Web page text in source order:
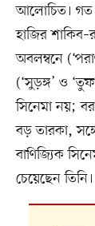
আলোচিত। গত
হাজির
অবলম্বনে
(‘সুড়ঙ্গ’ ও
সিনেমা নয়;
বড় তারকা,
বাণিজ্যিক
চেয়েছেন তিনি।